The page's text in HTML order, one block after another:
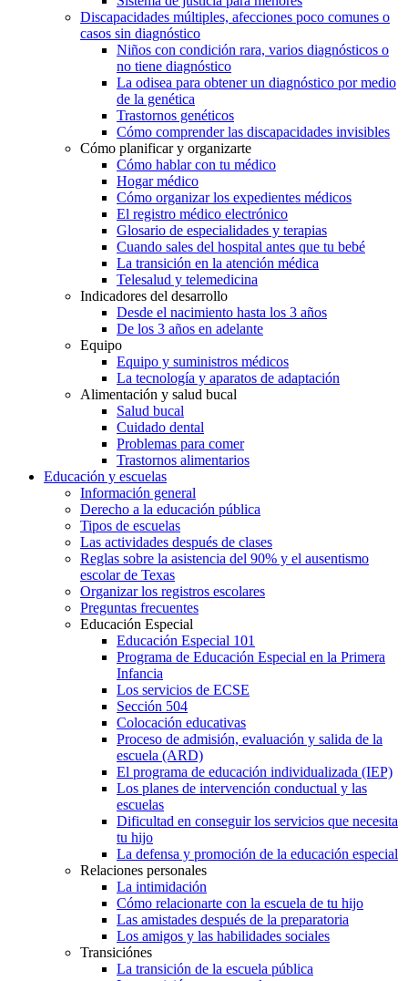
Discapacidades múltiples, afecciones poco comunes o
casos sin diagnóstico
Niños con condición rara, varios diagnósticos o
no tiene diagnóstico
La odisea para obtener un diagnóstico por medio
de la genética
Trastornos genéticos
Cómo comprender las discapacidades invisibles
Cómo planificar y organizarte
Cómo hablar con tu médico
Hogar médico
Cómo organizar los expedientes médicos
El registro médico electrónico
Glosario de especialidades y terapias
Cuando sales del hospital antes que tu bebé
La transición en la atención médica
Telesalud y telemedicina
Indicadores del desarrollo
Desde el nacimiento hasta los 3 años
De los 3 años en adelante
Equipo
Equipo y suministros médicos
La tecnología y aparatos de adaptación
Alimentación y salud bucal
Salud bucal
Cuidado dental
Problemas para comer
Trastornos alimentarios
Educación y escuelas
Información general
Derecho a la educación pública
Tipos de escuelas
Las actividades después de clases
Reglas sobre la asistencia del 90% y el ausentismo
escolar de Texas
Organizar los registros escolares
Preguntas frecuentes
Educación Especial
Educación Especial 101
Programa de Educación Especial en la Primera
Infancia
Los servicios de ECSE
Sección 504
Colocación educativas
Proceso de admisión, evaluación y salida de la
escuela (ARD)
El programa de educación individualizada (IEP)
Los planes de intervención conductual y las
escuelas
Dificultad en conseguir los servicios que necesita
tu hijo
La defensa y promoción de la educación especial
Relaciones personales
La intimidación
Cómo relacionarte con la escuela de tu hijo
Las amistades después de la preparatoria
Los amigos y las habilidades sociales
Transiciónes
La transición de la escuela pública